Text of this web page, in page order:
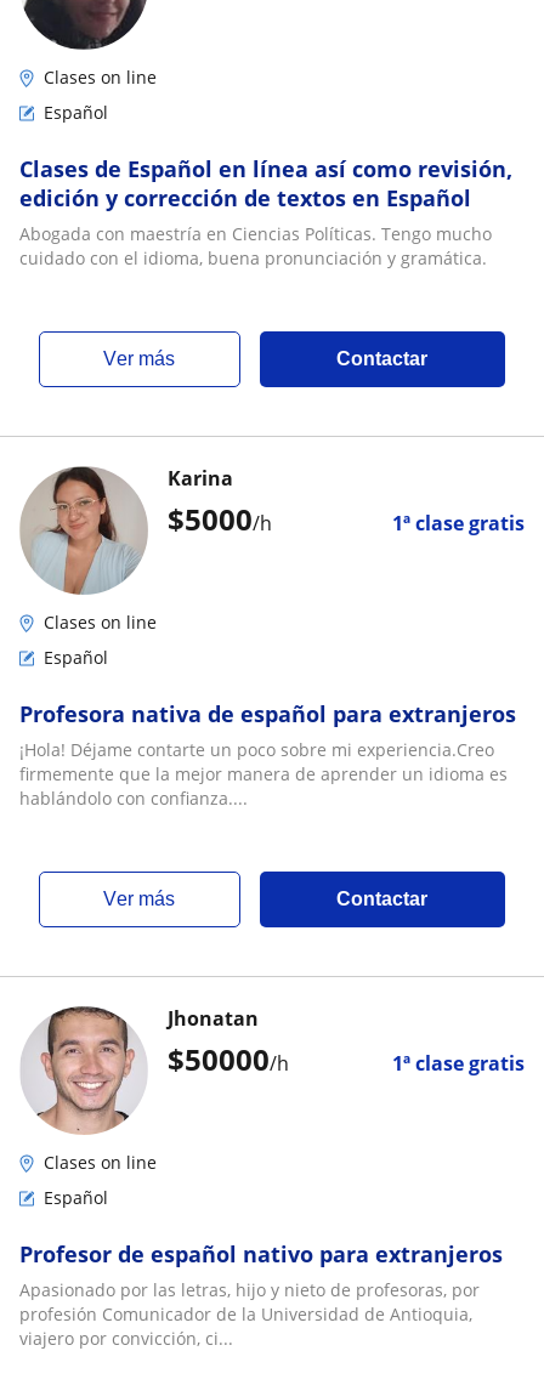
Clases on line
Español
Clases de Español en línea así como revisión,
edición y corrección de textos en Español
Abogada con maestría en Ciencias Políticas. Tengo mucho
cuidado con el idioma, buena pronunciación y gramática.
ver más Contactar
$5000/h 1ª clase gratis
Karina
Clases on line
Español
Profesora nativa de español para extranjeros
¡Hola! Déjame contarte un poco sobre mi experiencia.Creo
firmemente que la mejor manera de aprender un idioma es
hablándolo con confianza....
ver más Contactar
$50000/h 1ª clase gratis
Jhonatan
Clases on line
Español
Profesor de español nativo para extranjeros
Apasionado por las letras, hijo y nieto de profesoras, por
profesión Comunicador de la Universidad de Antioquia,
viajero por convicción, ci...